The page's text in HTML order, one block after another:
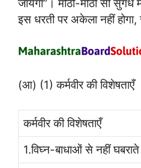
जायेगा”। मीठी-मीठी सी सुंगध
इस धरती पर अकेला नहीं होगा,
(आ) (1) कर्मवीर की विशेषताएँ
कर्मवीर की विशेषताएँ
1.विघ्न-बाधाओं से नहीं